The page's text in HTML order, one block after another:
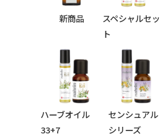
新商品
スペシャルセッ
ト
ハーブオイル
33+7
センシュアル
シリーズ